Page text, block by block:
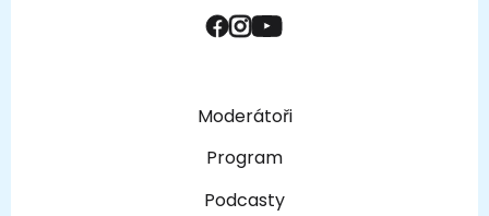
Moderátoři
Program
Podcasty